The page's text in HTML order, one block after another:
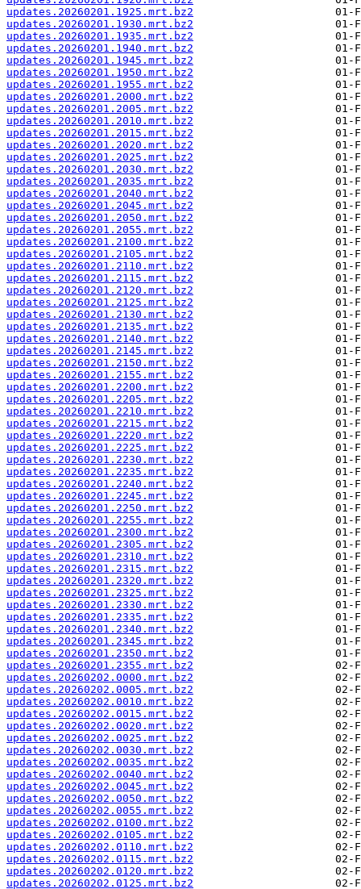
updates.20260201.1925.mrt.bz2
updates.20260201.1930.mrt.bz2
updates.20260201.1935.mrt.bz2
updates.20260201.1940.mrt.bz2
updates.20260201.1945.mrt.bz2
updates.20260201.1950.mrt.bz2
updates.20260201.1955.mrt.bz2
updates.20260201.2000.mrt.bz2
updates.20260201.2005.mrt.bz2
updates.20260201.2010.mrt.bz2
updates.20260201.2015.mrt.bz2
updates.20260201.2020.mrt.bz2
updates.20260201.2025.mrt.bz2
updates.20260201.2030.mrt.bz2
updates.20260201.2035.mrt.bz2
updates.20260201.2040.mrt.bz2
updates.20260201.2045.mrt.bz2
updates.20260201.2050.mrt.bz2
updates.20260201.2055.mrt.bz2
updates.20260201.2100.mrt.bz2
updates.20260201.2105.mrt.bz2
updates.20260201.2110.mrt.bz2
updates.20260201.2115.mrt.bz2
updates.20260201.2120.mrt.bz2
updates.20260201.2125.mrt.bz2
updates.20260201.2130.mrt.bz2
updates.20260201.2135.mrt.bz2
updates.20260201.2140.mrt.bz2
updates.20260201.2145.mrt.bz2
updates.20260201.2150.mrt.bz2
updates.20260201.2155.mrt.bz2
updates.20260201.2200.mrt.bz2
updates.20260201.2205.mrt.bz2
updates.20260201.2210.mrt.bz2
updates.20260201.2215.mrt.bz2
updates.20260201.2220.mrt.bz2
updates.20260201.2225.mrt.bz2
updates.20260201.2230.mrt.bz2
updates.20260201.2235.mrt.bz2
updates.20260201.2240.mrt.bz2
updates.20260201.2245.mrt.bz2
updates.20260201.2250.mrt.bz2
updates.20260201.2255.mrt.bz2
updates.20260201.2300.mrt.bz2
updates.20260201.2305.mrt.bz2
updates.20260201.2310.mrt.bz2
updates.20260201.2315.mrt.bz2
updates.20260201.2320.mrt.bz2
updates.20260201.2325.mrt.bz2
updates.20260201.2330.mrt.bz2
updates.20260201.2335.mrt.bz2
updates.20260201.2340.mrt.bz2
updates.20260201.2345.mrt.bz2
updates.20260201.2350.mrt.bz2
updates.20260201.2355.mrt.bz2
updates.20260202.0000.mrt.bz2
updates.20260202.0005.mrt.bz2
updates.20260202.0010.mrt.bz2
updates.20260202.0015.mrt.bz2
updates.20260202.0020.mrt.bz2
updates.20260202.0025.mrt.bz2
updates.20260202.0030.mrt.bz2
updates.20260202.0035.mrt.bz2
updates.20260202.0040.mrt.bz2
updates.20260202.0045.mrt.bz2
updates.20260202.0050.mrt.bz2
updates.20260202.0055.mrt.bz2
updates.20260202.0100.mrt.bz2
updates.20260202.0105.mrt.bz2
updates.20260202.0110.mrt.bz2
updates.20260202.0115.mrt.bz2
updates.20260202.0120.mrt.bz2
updates.20260202.0125.mrt.bz2